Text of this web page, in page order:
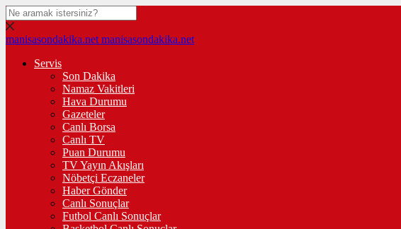
manisasondakika.net manisasondakika.net
Servis
Son Dakika
Namaz Vakitleri
Hava Durumu
Gazeteler
Canlı Borsa
Canlı TV
Puan Durumu
TV Yayın Akışları
Nöbetçi Eczaneler
Haber Gönder
Canlı Sonuçlar
Futbol Canlı Sonuçlar